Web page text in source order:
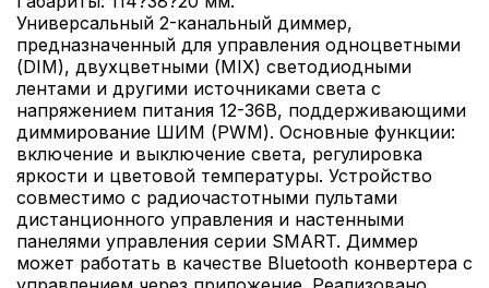
Универсальный 2-канальный диммер,
предназначенный для управления одноцветными
(DIM), двухцветными (MIX) светодиодными
лентами и другими источниками света с
напряжением питания 12-36В, поддерживающими
диммирование ШИМ (PWM). Основные функции:
включение и выключение света, регулировка
яркости и цветовой температуры. Устройство
совместимо с радиочастотными пультами
дистанционного управления и настенными
панелями управления серии SMART. Диммер
может работать в качестве Bluetooth конвертера с